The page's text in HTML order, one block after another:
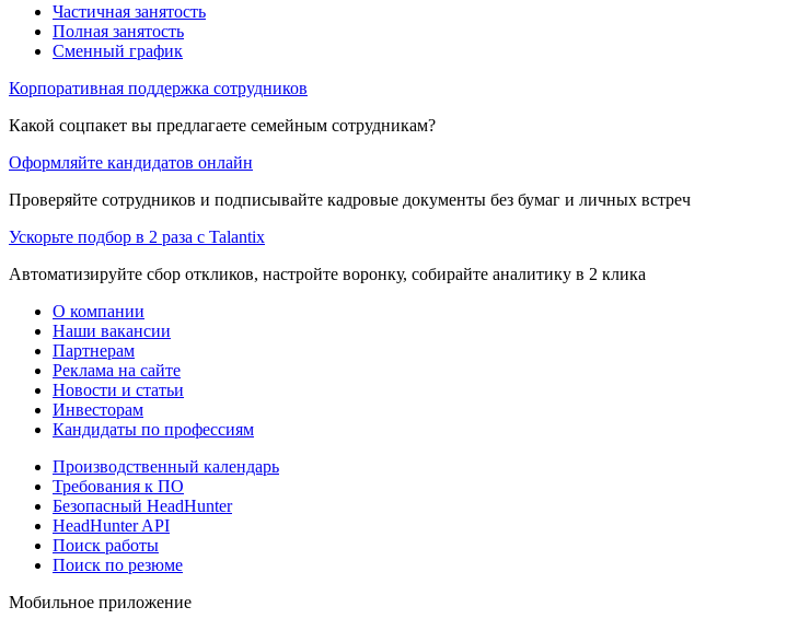
Частичная занятость
Полная занятость
Сменный график
Корпоративная поддержка сотрудников
Какой соцпакет вы предлагаете семейным сотрудникам?
Оформляйте кандидатов онлайн
Проверяйте сотрудников и подписывайте кадровые документы без бумаг и личных встреч
Ускорьте подбор в 2 раза с Talantix
Автоматизируйте сбор откликов, настройте воронку, собирайте аналитику в 2 клика
О компании
Наши вакансии
Партнерам
Реклама на сайте
Новости и статьи
Инвесторам
Кандидаты по профессиям
Производственный календарь
Требования к ПО
Безопасный HeadHunter
HeadHunter API
Поиск работы
Поиск по резюме
Мобильное приложение